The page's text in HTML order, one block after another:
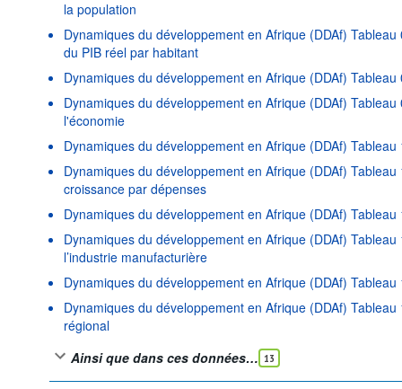
la population
Dynamiques du développement en Afrique (DDAf)
du PIB réel par habitant
Dynamiques du développement en Afrique (DDAf)
Dynamiques du développement en Afrique (DDAf)
l'économie
Dynamiques du développement en Afrique (DDAf)
Dynamiques du développement en Afrique (DDAf)
croissance par dépenses
Dynamiques du développement en Afrique (DDAf)
Dynamiques du développement en Afrique (DDAf)
l’industrie manufacturière
Dynamiques du développement en Afrique (DDAf)
Dynamiques du développement en Afrique (DDAf)
régional
Ainsi que dans ces données… 13